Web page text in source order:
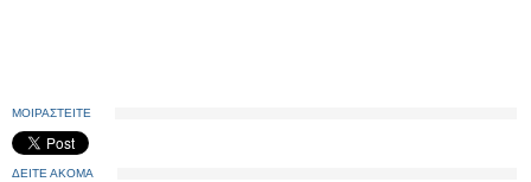
ΜΟΙΡΑΣΤΕΙΤΕ
ΔΕΙΤΕ ΑΚΟΜΑ